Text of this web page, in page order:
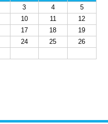
3 4
5
10 11
12
17 18
19
24 25
26